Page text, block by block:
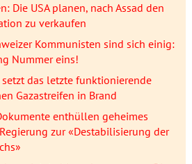
Die USA planen, nach Assad den
zu verkaufen
Kommunisten sind sich einig:
Nummer eins!
setzt das letzte funktionierende
Gazastreifen in Brand
enthüllen geheimes
zur «Destabilisierung der